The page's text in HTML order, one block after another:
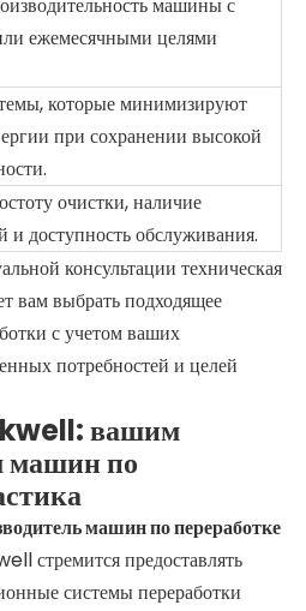
ежемесячными целями
которые минимизируют
при сохранении высокой
очистки, наличие
и доступность обслуживания.
консультации техническая
вам выбрать подходящее
с учетом ваших
потребностей и целей
вашим
машин по
машин по переработке
стремится предоставлять
системы переработки